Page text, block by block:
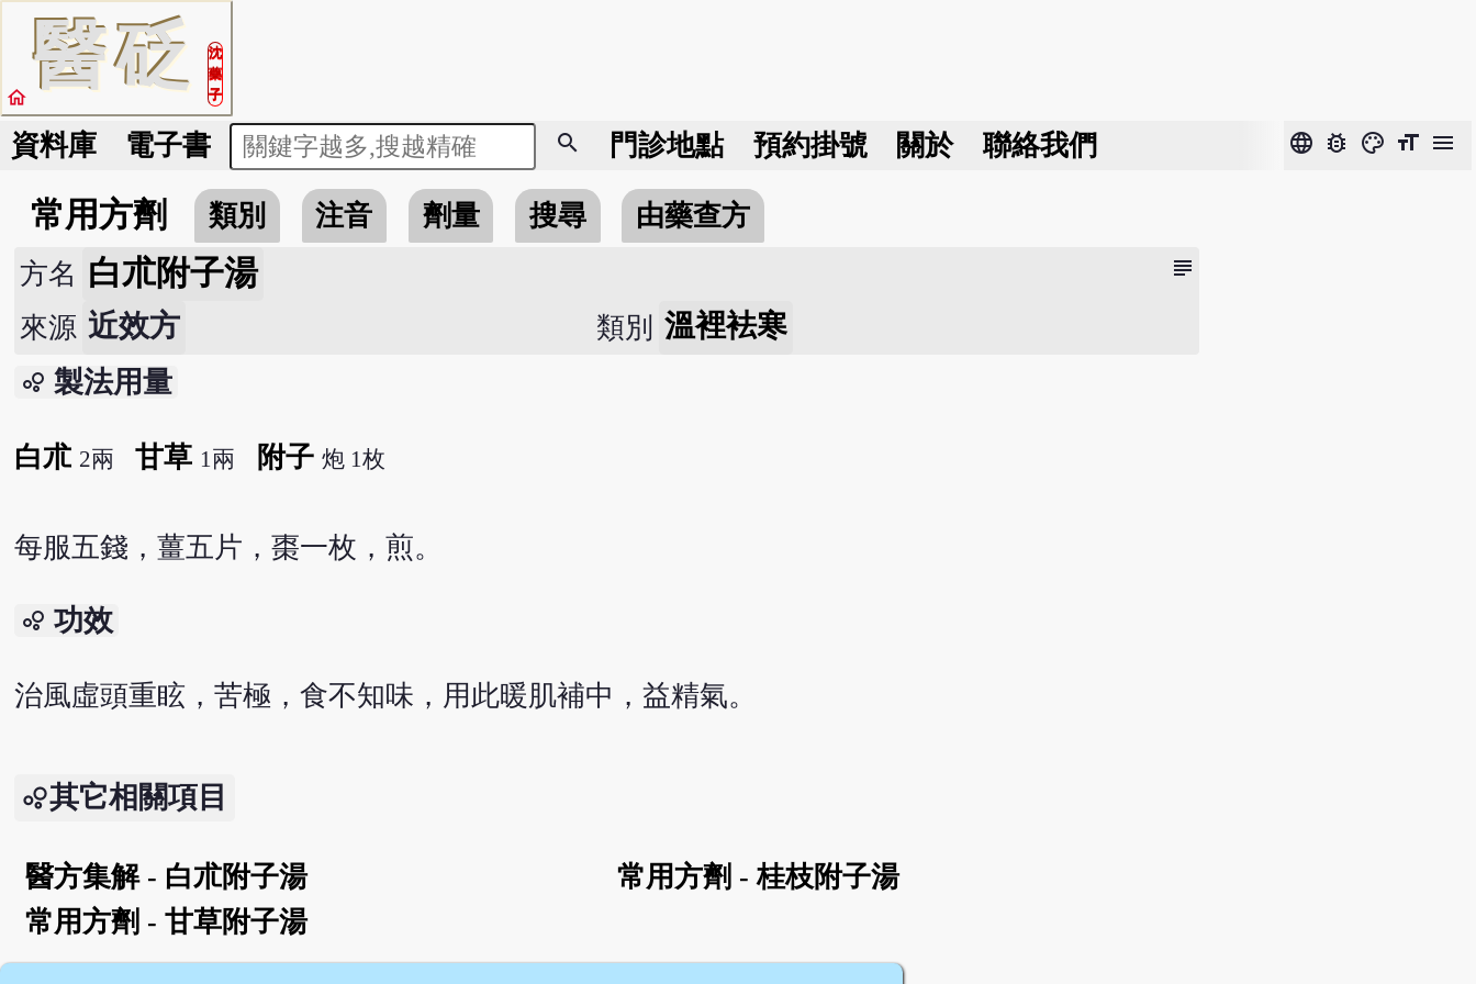
醫砭
沈
藥
子
home
資料庫 電子書 search 門診地點 預約掛號 關於 聯絡我們 language bug_report color_lens format_size menu
常用方劑 類別 注音 劑量 搜尋 由藥查方
subject
方名 白朮附子湯
來源 近效方 類別 溫裡袪寒
bubble_chart 製法用量
白朮 2兩 甘草 1兩 附子 炮 1枚
每服五錢，薑五片，棗一枚，煎。
bubble_chart 功效
治風虛頭重眩，苦極，食不知味，用此暖肌補中，益精氣。
其它相關項目
醫方集解 - 白朮附子湯
常用方劑 - 桂枝附子湯
常用方劑 - 甘草附子湯